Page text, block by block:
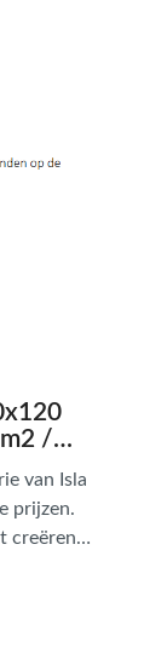
in het
/
van Isla
prijzen.
creëren
met
een